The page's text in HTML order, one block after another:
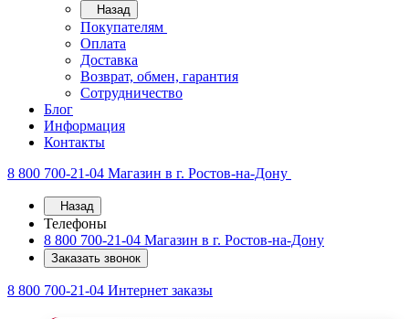
Назад
Покупателям
Оплата
Доставка
Возврат, обмен, гарантия
Сотрудничество
Блог
Информация
Контакты
8 800 700-21-04 Магазин в г. Ростов-на-Дону
Назад
Телефоны
8 800 700-21-04 Магазин в г. Ростов-на-Дону
Заказать звонок
8 800 700-21-04 Интернет заказы